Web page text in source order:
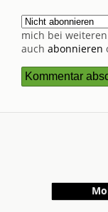
mich bei
auch abonnieren